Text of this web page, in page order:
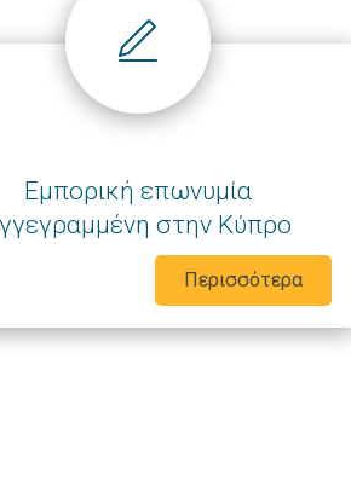
Εμπορική επωνυμία
στην Κύπρο
Περισσότερα